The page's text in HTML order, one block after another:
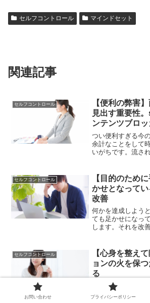
セルフコントロール マインドセット
関連記事
セルフコントロール
【便利の弊害
見出す重要性
ンテンツブロ
つい便利すぎる今
余計なことをして
いがちです。流さ
す。
セルフコントロール
【目的のため
かせとなって
改善
何かを達成しよう
ても足かせになっ
します。それを改
見直しを図ること
セルフコントロール
【心身を整え
ョンの火を保
る
どれだけ頑張ろう
ていないと結果は
お問い合わせ プライバシーポリシー